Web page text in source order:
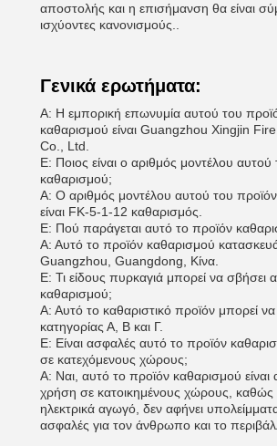
αποστολής και η επισήμανση θα είναι
ισχύοντες κανονισμούς..
Γενικά ερωτήματα:
Α: Η εμπορική επωνυμία αυτού του
καθαρισμού είναι Guangzhou Xingjin
Co., Ltd.
Ε: Ποιος είναι ο αριθμός μοντέλου αυτού
καθαρισμού;
Α: Ο αριθμός μοντέλου αυτού του
είναι FK-5-1-12 καθαρισμός.
Ε: Πού παράγεται αυτό το προϊόν
Α: Αυτό το προϊόν καθαρισμού
Guangzhou, Guangdong, Κίνα.
Ε: Τι είδους πυρκαγιά μπορεί να σβήσει
καθαρισμού;
Α: Αυτό το καθαριστικό προϊόν μπορεί
κατηγορίας Α, Β και Γ.
Ε: Είναι ασφαλές αυτό το προϊόν
σε κατεχόμενους χώρους;
Α: Ναι, αυτό το προϊόν καθαρισμού είναι
χρήση σε κατοικημένους χώρους, καθώς
ηλεκτρικά αγωγό, δεν αφήνει υπολείμματα
ασφαλές για τον άνθρωπο και το